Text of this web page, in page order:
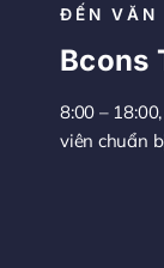
ĐẾN VĂN
Bcons
8:00 –
viên chuẩn